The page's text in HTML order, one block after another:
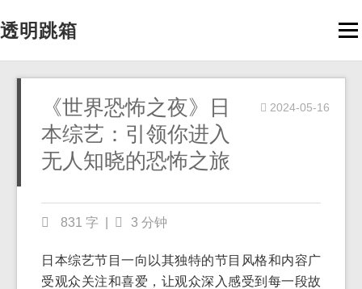
透明跳箱
《世界恐怖之夜》日
本综艺：引领你进入
无人知晓的恐怖之旅
2024-05-16
831 字 3 分钟
日本综艺节目一向以其独特的节目风格和内容广
受观众关注和喜爱，让观众深入感受到每一段故